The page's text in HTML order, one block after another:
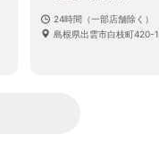
24時間（一部店舗除く）
島根県出雲市白枝町420-1